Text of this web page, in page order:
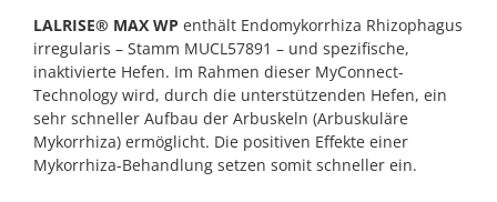
LALRISE® MAX WP enthält Endomykorrhiza Rhizophagus
irregularis – Stamm MUCL57891 – und spezifische,
inaktivierte Hefen. Im Rahmen dieser MyConnect-
Technology wird, durch die unterstützenden Hefen, ein
sehr schneller Aufbau der Arbuskeln (Arbuskuläre
Mykorrhiza) ermöglicht. Die positiven Effekte einer
Mykorrhiza-Behandlung setzen somit schneller ein.